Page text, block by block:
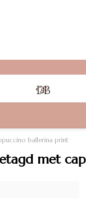
ballerina print
met